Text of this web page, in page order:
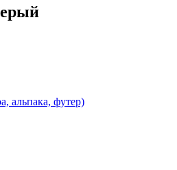
футер)